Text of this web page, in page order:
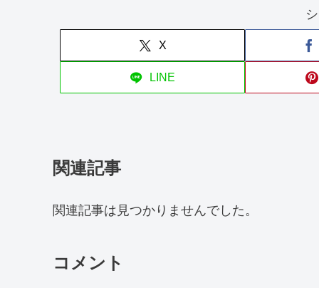
X
LINE
関連記事
関連記事は見つかりませんでした。
コメント